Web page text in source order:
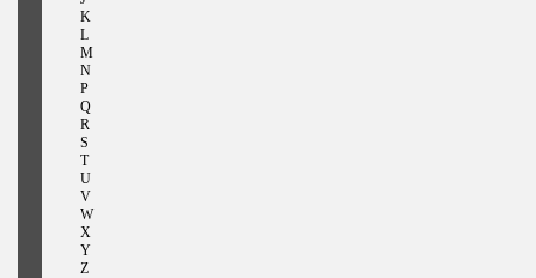
K
L
M
N
P
Q
R
S
T
U
V
W
X
Y
Z